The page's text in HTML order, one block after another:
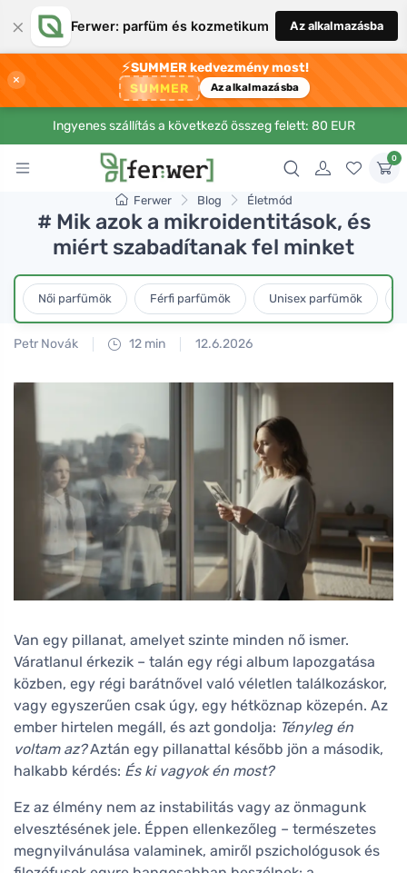
× Ferwer: parfüm és kozmetikum Az alkalmazásba
×
⚡SUMMER kedvezmény most!
SUMMER Az alkalmazásba
Ingyenes szállítás a következő összeg felett: 80 EUR
0
Ferwer Blog Életmód
# Mik azok a mikroidentitások, és
miért szabadítanak fel minket
Női parfümök Férfi parfümök Unisex parfümök
Petr Novák 12 min 12.6.2026
Van egy pillanat, amelyet szinte minden nő ismer.
Váratlanul érkezik – talán egy régi album lapozgatása
közben, egy régi barátnővel való véletlen találkozáskor,
vagy egyszerűen csak úgy, egy hétköznap közepén. Az
ember hirtelen megáll, és azt gondolja: Tényleg én
voltam az?Aztán egy pillanattal később jön a második,
halkabb kérdés: És ki vagyok én most?
Ez az élmény nem az instabilitás vagy az önmagunk
elvesztésének jele. Éppen ellenkezőleg – természetes
megnyilvánulása valaminek, amiről pszichológusok és